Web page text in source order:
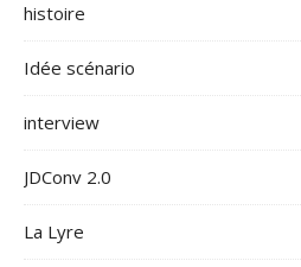
histoire
Idée scénario
interview
JDConv 2.0
La Lyre